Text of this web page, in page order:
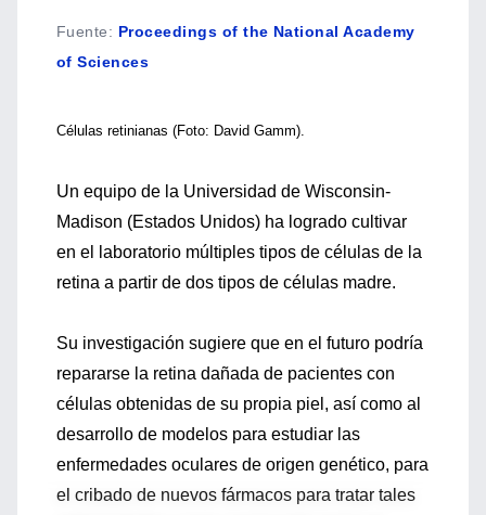
Fuente: Proceedings of the National Academy
of Sciences
Células retinianas (Foto: David Gamm).
Un equipo de la Universidad de Wisconsin-
Madison (Estados Unidos) ha logrado cultivar
en el laboratorio múltiples tipos de células de la
retina a partir de dos tipos de células madre.
Su investigación sugiere que en el futuro podría
repararse la retina dañada de pacientes con
células obtenidas de su propia piel, así como al
desarrollo de modelos para estudiar las
enfermedades oculares de origen genético, para
el cribado de nuevos fármacos para tratar tales